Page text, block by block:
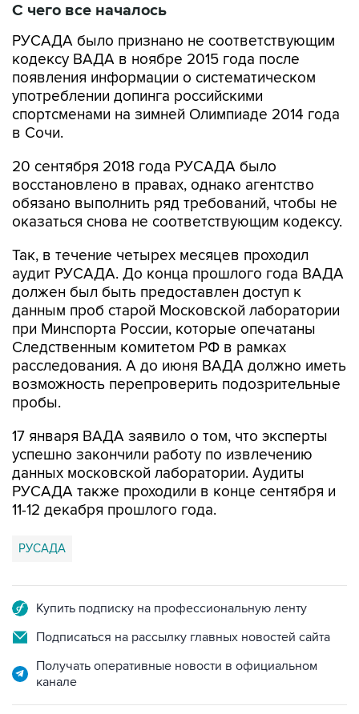
С чего все началось
РУСАДА было признано не соответствующим
кодексу ВАДА в ноябре 2015 года после
появления информации о систематическом
употреблении допинга российскими
спортсменами на зимней Олимпиаде 2014 года
в Сочи.
20 сентября 2018 года РУСАДА было
восстановлено в правах, однако агентство
обязано выполнить ряд требований, чтобы не
оказаться снова не соответствующим кодексу.
Так, в течение четырех месяцев проходил
аудит РУСАДА. До конца прошлого года ВАДА
должен был быть предоставлен доступ к
данным проб старой Московской лаборатории
при Минспорта России, которые опечатаны
Следственным комитетом РФ в рамках
расследования. А до июня ВАДА должно иметь
возможность перепроверить подозрительные
пробы.
17 января ВАДА заявило о том, что эксперты
успешно закончили работу по извлечению
данных московской лаборатории. Аудиты
РУСАДА также проходили в конце сентября и
11-12 декабря прошлого года.
РУСАДА
Купить подписку на профессиональную ленту
Подписаться на рассылку главных новостей сайта
Получать оперативные новости в официальном
канале